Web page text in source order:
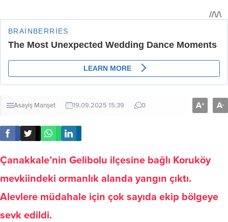
Asayiş Manşet 19.09.2025 15:39 0 A+ A-
Çanakkale’nin Gelibolu ilçesine bağlı Koruköy
mevkiindeki ormanlık alanda yangın çıktı.
Alevlere müdahale için çok sayıda ekip bölgeye
sevk edildi.